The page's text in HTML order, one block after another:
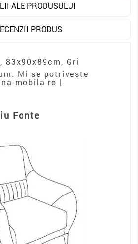
ALE PRODUSULUI
PRODUS
83x90x89cm, Gri
Mi se potriveste
mobila.ro |
Fonte